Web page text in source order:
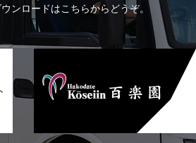
ンロードはこちらからどうぞ。